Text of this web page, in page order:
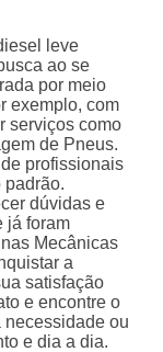
leve
ao se
por meio
exemplo, com
serviços como
de Pneus.
profissionais
padrão.
dúvidas e
já foram
Mecânicas
a
satisfação
e encontre o
necessidade ou
e dia a dia.